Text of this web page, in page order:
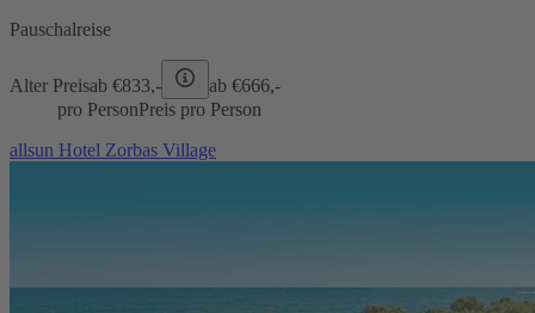
Pauschalreise
Alter Preisab €833,- ab €666,-
pro PersonPreis pro Person
allsun Hotel Zorbas Village